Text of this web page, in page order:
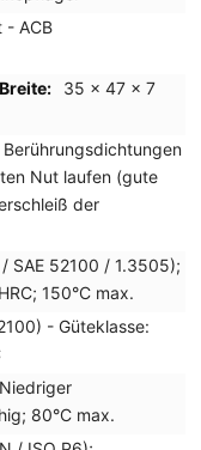
- ACB
35 x 47 x 7
Nut laufen (gute
der
SAE 52100 / 1.3505);
150°C max.
- Güteklasse:
80°C max.